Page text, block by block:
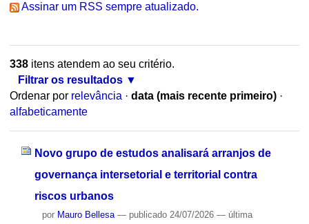
Assinar um RSS sempre atualizado.
338itens atendem ao seu critério.
Filtrar os resultados
Ordenar por relevância · data (mais recente primeiro) ·
alfabeticamente
Novo grupo de estudos analisará arranjos de
governança intersetorial e territorial contra
riscos urbanos
por Mauro Bellesa — publicado24/07/2026 — última